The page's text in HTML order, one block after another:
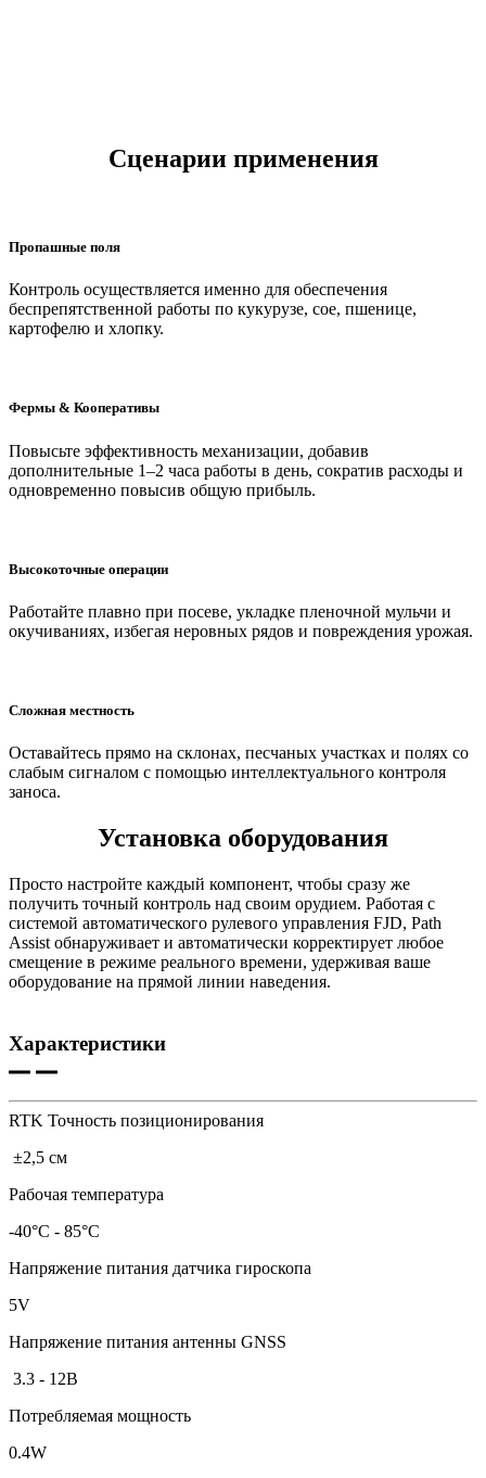
Поддержите модернизацию большинства навесного
дорогостоящих замен.
Сценарии применения
Пропашные поля
Контроль осуществляется именно для обеспечения
беспрепятственной работы по кукурузе, сое, пшенице,
картофелю и хлопку.
Фермы & Кооперативы
Повысьте эффективность механизации, добавив
дополнительные 1–2 часа работы в день, сократив расходы и
одновременно повысив общую прибыль.
Высокоточные операции
Работайте плавно при посеве, укладке пленочной мульчи и
окучиваниях, избегая неровных рядов и повреждения урожая.
Сложная местность
Оставайтесь прямо на склонах, песчаных участках и полях со
слабым сигналом с помощью интеллектуального контроля
заноса.
Установка оборудования
Просто настройте каждый компонент, чтобы сразу же
получить точный контроль над своим орудием. Работая с
системой автоматического рулевого управления FJD, Path
Assist обнаруживает и автоматически корректирует любое
смещение в режиме реального времени, удерживая ваше
оборудование на прямой линии наведения.
Характеристики
RTK Точность позиционирования
±2,5 см
Рабочая температура
-40°C - 85°C
Напряжение питания датчика гироскопа
5V
Напряжение питания антенны GNSS
3.3 - 12В
Потребляемая мощность
0.4W